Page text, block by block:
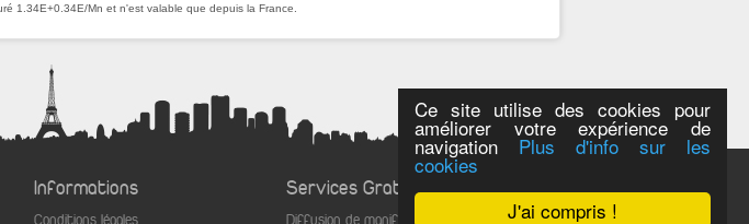
J'ai compris !
Ce site utilise des cookies pour
améliorer votre expérience de
navigation Plus d'info sur les
cookies
1.34E+0.34E/Mn et n'est valable que depuis la France.
Informations
Conditions légales
Services Gratuits
Diffusion de manifestations